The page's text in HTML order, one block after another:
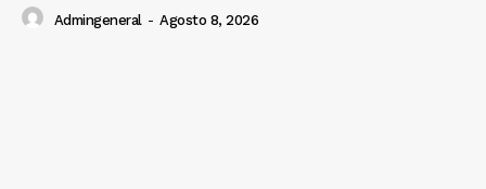
Admingeneral - Agosto 8, 2026